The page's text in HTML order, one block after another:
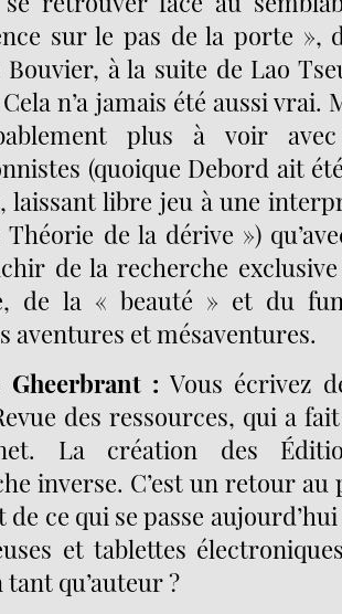
sur le pas de la porte »,
Bouvier, à la suite de Lao
n’a jamais été aussi vrai.
plus à voir
(quoique Debord ait
laissant libre jeu à une
Théorie de la dérive »)
de la recherche
de la « beauté » et du
aventures et mésaventures.
Gheerbrant : Vous écrivez
des ressources, qui a
La création des
inverse. C’est un retour
ce qui se passe
et tablettes
tant qu’auteur ?